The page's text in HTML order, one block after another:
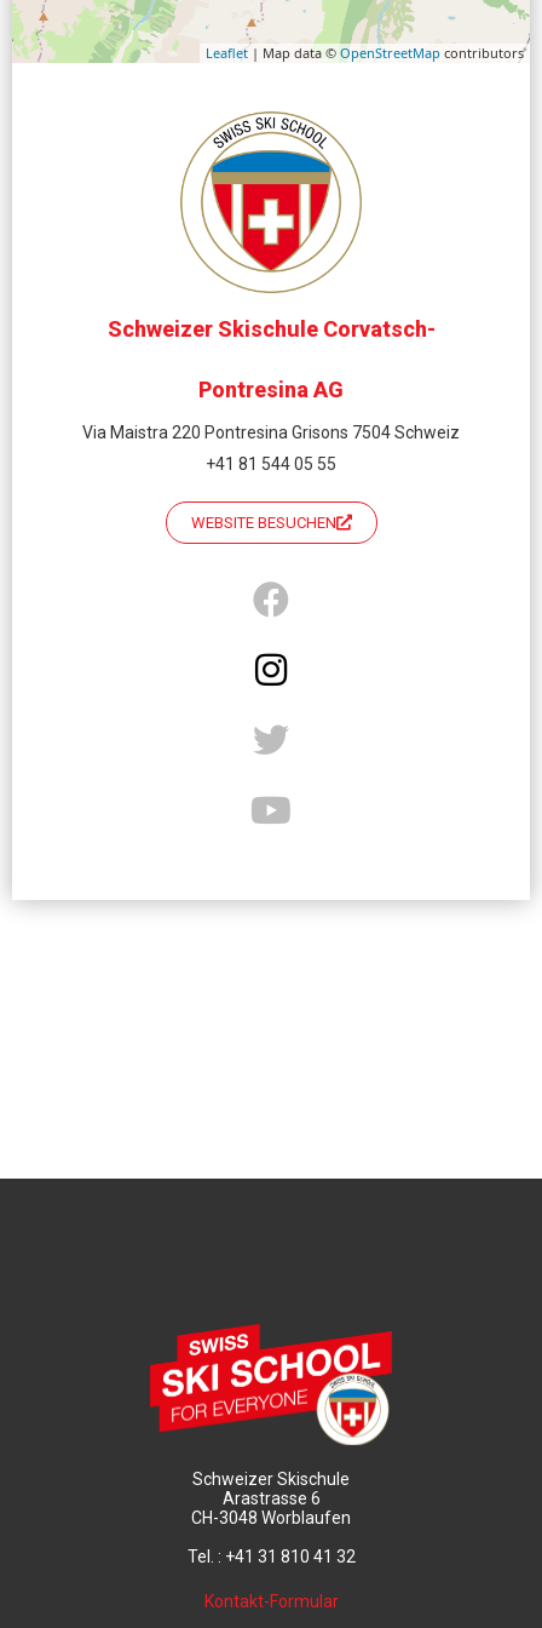
Leaflet | Map data © OpenStreetMap contributors
Schweizer Skischule Corvatsch-
Pontresina AG
Via Maistra 220 Pontresina Grisons 7504 Schweiz
+41 81 544 05 55
WEBSITE BESUCHEN
Schweizer Skischule
Arastrasse 6
CH-3048 Worblaufen
Tel. : +41 31 810 41 32
Kontakt-Formular